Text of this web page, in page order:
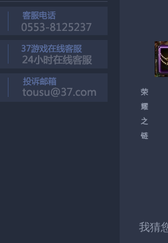
荣
耀
之
链
我猜